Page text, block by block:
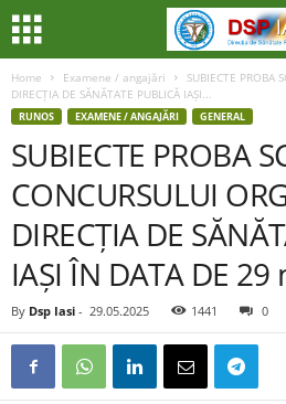
Home Examene / angajări
SUBIECTE PROBA
DIRECȚIA DE SĂNĂTATE PUBLICĂ IAȘI...
RUNOS EXAMENE / ANGAJĂRI GENERAL
SUBIECTE PROBA
CONCURSULUI
DIRECȚIA DE
IAȘI ÎN DATA DE
By Dsp Iasi - 29.05.2025 1441 0